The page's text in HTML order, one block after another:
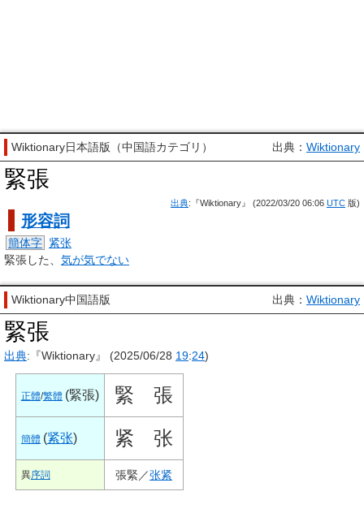
Wiktionary日本語版（中国語カテゴリ） 出典： Wiktionary
緊張
出典:『Wiktionary』 (2022/03/20 06:06 UTC 版)
形容詞
簡体字 紧张
緊張した、 気が気でない
Wiktionary中国語版 出典： Wiktionary
緊張
出典:『Wiktionary』 (2025/06/28 19:24)
正體/繁體 (緊張) 緊 張
簡體 (紧张) 紧 张
異序詞 張緊 ／张紧